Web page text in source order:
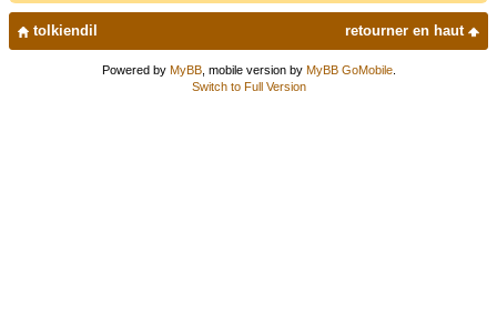
retourner en haut
tolkiendil
Powered by MyBB, mobile version by MyBB GoMobile.
Switch to Full Version